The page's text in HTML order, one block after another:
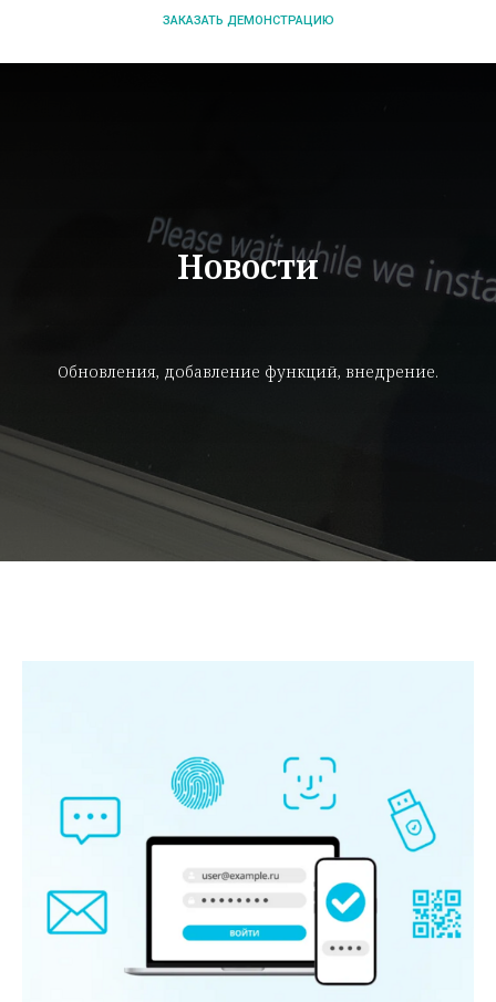
ЗАКАЗАТЬ ДЕМОНСТРАЦИЮ
Новости
Обновления, добавление функций, внедрение.